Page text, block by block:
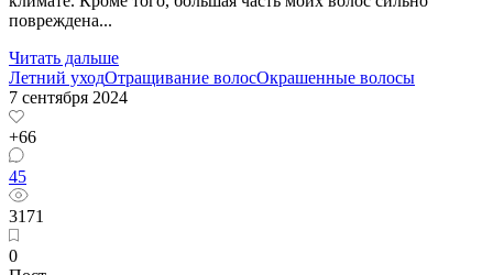
повреждена...
Читать дальше
Летний уходОтращивание волосОкрашенные волосы
7 сентября 2024
+66
45
3171
0